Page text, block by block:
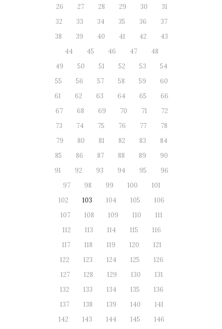
26
27 28 29 30
31
32
33 34 35 36
37
38
39 40 41 42
43
44
45 46 47
48
49
50 51 52 53
54
55
56 57 58 59
60
61
62 63 64 65
66
67
68 69 70 71
72
73
74 75 76 77
78
79
80 81 82 83
84
85
86 87 88 89
90
91
92 93 94 95
96
97
98 99 100
101
102
103 104 105
106
107
108 109 110
111
112
113 114 115
116
117
118 119 120
121
122
123 124 125
126
127
128 129 130
131
132
133 134 135
136
137
138 139 140
141
142
143 144 145
146